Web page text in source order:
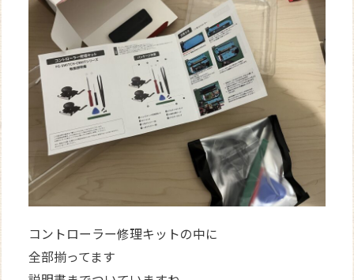
コントローラー修理キットの中に
全部揃ってます